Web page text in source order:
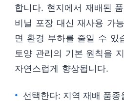
합니다. 현지에서 재배된
비닐 포장 대신 재사용 가
면 환경 부하를 줄일 수 있
토양 관리의 기본 원칙을
자연스럽게 향상됩니다.
선택한다: 지역 재배 품